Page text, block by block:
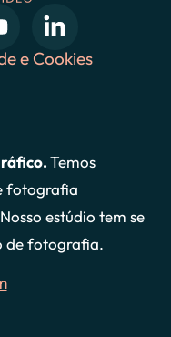
e Cookies
Temos
fotografia
estúdio tem se
de fotografia.